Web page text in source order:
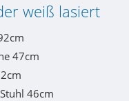
weiß lasiert
47cm
46cm